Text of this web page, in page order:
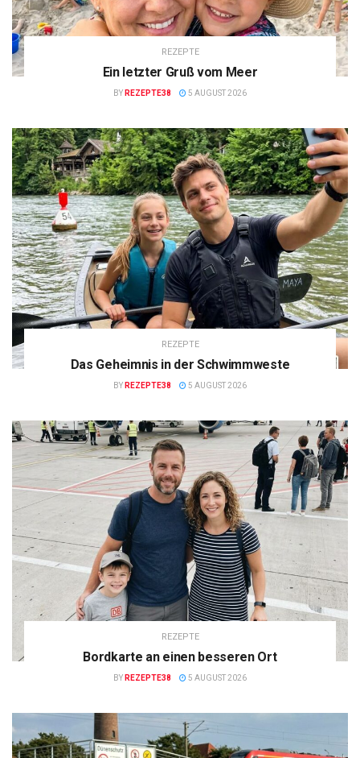
REZEPTE
Ein letzter Gruß vom Meer
BY REZEPTE38 5 AUGUST 2026
REZEPTE
Das Geheimnis in der Schwimmweste
BY REZEPTE38 5 AUGUST 2026
REZEPTE
Bordkarte an einen besseren Ort
BY REZEPTE38 5 AUGUST 2026